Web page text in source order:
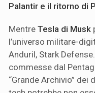
Palantir e il ritorno di
Mentre Tesla di Musk
l’universo militare-
Anduril, Stark
commesse dal
“Grande Archivio”